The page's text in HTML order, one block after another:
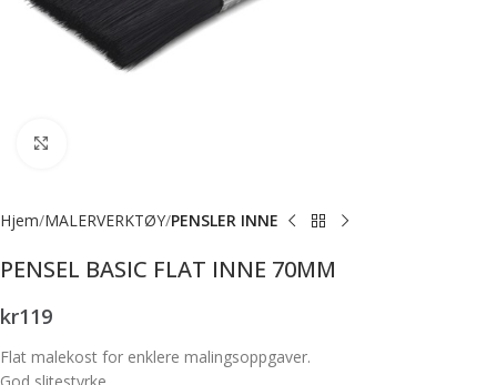
Hjem MALERVERKTØY PENSLER INNE
PENSEL BASIC FLAT INNE 70MM
kr119
Flat malekost for enklere malingsoppgaver.